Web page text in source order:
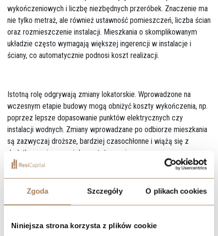
Zgoda Szczegóły O plikach cookies
Niniejsza strona korzysta z plików cookie
wykończeniowych i liczbę niezbędnych przeróbek. Znaczenie ma
nie tylko metraż, ale również ustawność pomieszczeń, liczba ścian
oraz rozmieszczenie instalacji. Mieszkania o skomplikowanym
układzie często wymagają większej ingerencji w instalacje i
ściany, co automatycznie podnosi koszt realizacji.
Istotną rolę odgrywają zmiany lokatorskie. Wprowadzone na
wczesnym etapie budowy mogą obniżyć koszty wykończenia, np.
poprzez lepsze dopasowanie punktów elektrycznych czy
instalacji wodnych. Zmiany wprowadzane po odbiorze mieszkania
są zazwyczaj droższe, bardziej czasochłonne i wiążą się z
dodatkowymi pracami demontażowymi.
Funkcjonalność projektu przekłada się na ostateczny budżet
wykończenia. Mieszkanie pozornie tańsze, ale wymagające wielu
wyższym standardzie wyjściowym.